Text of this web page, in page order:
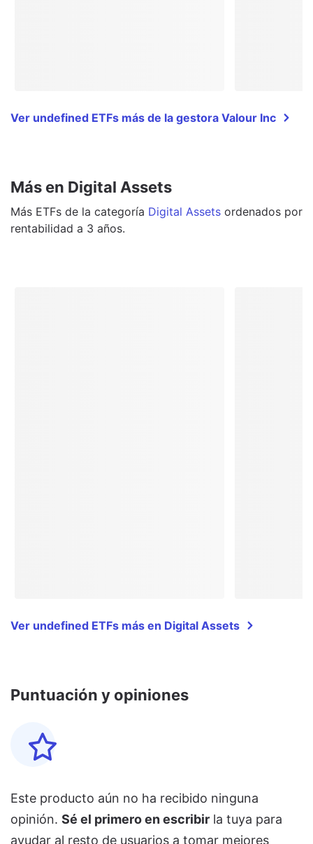
Ver undefined ETFs más de la gestora Valour Inc
Más en Digital Assets
Más ETFs de la categoría Digital Assets ordenados por
rentabilidad a 3 años.
Ver undefined ETFs más en Digital Assets
Puntuación y opiniones
Este producto aún no ha recibido ninguna
opinión. Sé el primero en escribir la tuya para
ayudar al resto de usuarios a tomar mejores